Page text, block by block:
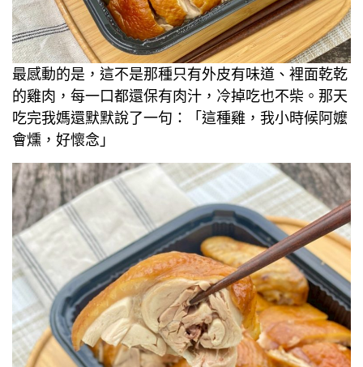
最感動的是，這不是那種只有外皮有味道、裡面乾乾
的雞肉，每一口都還保有肉汁，冷掉吃也不柴。那天
吃完我媽還默默說了一句：「這種雞，我小時候阿嬤
會燻，好懷念」